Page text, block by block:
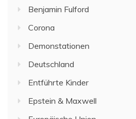
Benjamin Fulford
Corona
Demonstationen
Deutschland
Entführte Kinder
Epstein & Maxwell